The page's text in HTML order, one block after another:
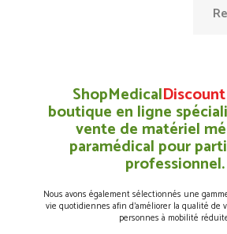
ShopMedicalDiscount
boutique en ligne
vente de matériel
paramédical pour
professionnel.
Nous avons également sélectionnés une
vie quotidiennes afin d’améliorer la qualité de
personnes à mobilité